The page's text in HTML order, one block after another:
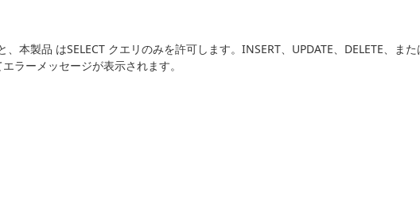
、本製品 はSELECT クエリのみを許可します。INSERT、UPDATE、DELETE、ま
ラーメッセージが表示されます。